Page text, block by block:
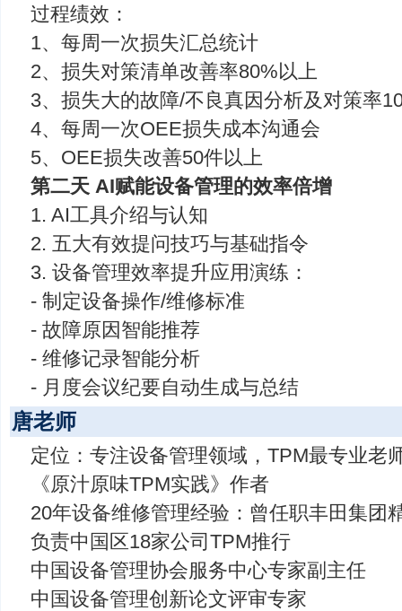
过程绩效：
1、每周一次损失汇总统计
2、损失对策清单改善率80%以上
3、损失大的故障/不良真因分析及对策率
4、每周一次OEE损失成本沟通会
5、OEE损失改善50件以上
第二天 AI赋能设备管理的效率倍增
1. AI工具介绍与认知
2. 五大有效提问技巧与基础指令
3. 设备管理效率提升应用演练：
- 制定设备操作/维修标准
- 故障原因智能推荐
- 维修记录智能分析
- 月度会议纪要自动生成与总结
唐老师
定位：专注设备管理领域，TPM最专业老
《原汁原味TPM实践》作者
20年设备维修管理经验：曾任职丰田集团
负责中国区18家公司TPM推行
中国设备管理协会服务中心专家副主任
中国设备管理创新论文评审专家